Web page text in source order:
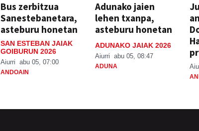
Bus zerbitzua
Sanestebanetara,
asteburu honetan
SAN ESTEBAN JAIAK
GOIBURUN 2026
Aiurri abu 05, 07:00
ANDOAIN
Adunako jaien
lehen txanpa,
asteburu honetan
ADUNAKO JAIAK 2026
Aiurri abu 05, 08:47
ADUNA